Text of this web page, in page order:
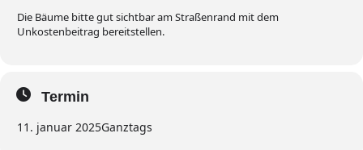
Die Bäume bitte gut sichtbar am Straßenrand mit dem
Unkostenbeitrag bereitstellen.
Termin
11. januar 2025Ganztags